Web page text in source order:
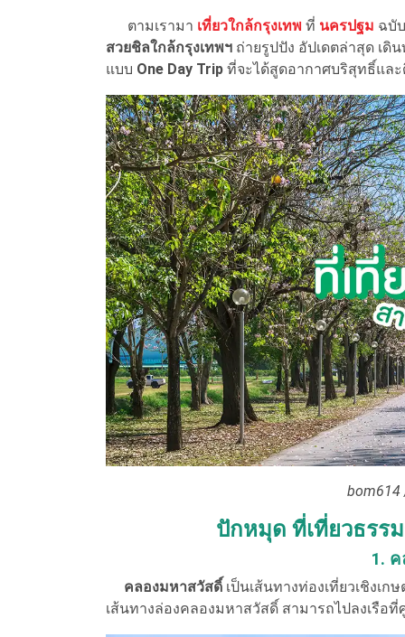
ตามเรามา เที่ยวใกล้กรุงเทพ ที่ นครปฐม ฉบั
สวยชิลใกล้กรุงเทพฯ ถ่ายรูปปัง อัปเดตล่าสุด เดิ
แบบ One Day Trip ที่จะได้สูดอากาศบริสุทธิ์และ
bom614
ปักหมุด ที่เที่ยวธรร
1.
คลองมหาสวัสดิ์ เป็นเส้นทางท่องเที่ยวเชิงเ
เส้นทางล่องคลองมหาสวัสดิ์ สามารถไปลงเรือที่